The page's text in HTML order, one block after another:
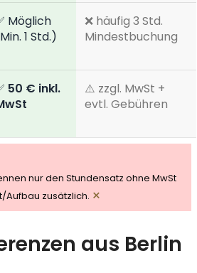
Möglich
1 Std.)
❌ häufig 3 Std.
Mindestbuchung
50 € inkl.
⚠️ zzgl. MwSt +
evtl. Gebühren
nur den Stundensatz ohne MwSt
zusätzlich. ×
aus Berlin